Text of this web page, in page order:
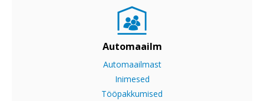
Automaailm
Automaailmast
Inimesed
Tööpakkumised